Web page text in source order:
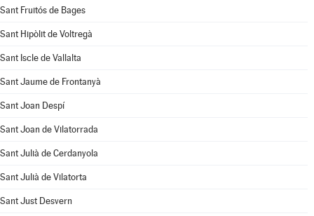
Sant Fruitós de Bages
Sant Hipòlit de Voltregà
Sant Iscle de Vallalta
Sant Jaume de Frontanyà
Sant Joan Despí
Sant Joan de Vilatorrada
Sant Julià de Cerdanyola
Sant Julià de Vilatorta
Sant Just Desvern